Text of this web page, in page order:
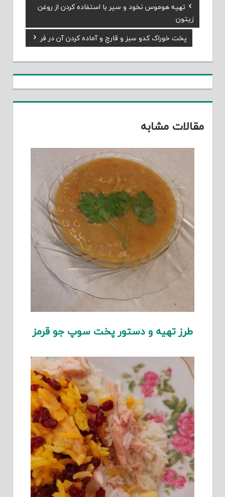
راهبری
نوشته
Previous
Post:
تهیه هوموس نخود و سیر با استفاده کردن از روغن
زیتون
Next
Post:
پخت خوراک کدو سبز و قارچ و آماده کردن آن در فر
مقالات مشابه
طرز تهیه و دستور پخت سوپ جو قرمز